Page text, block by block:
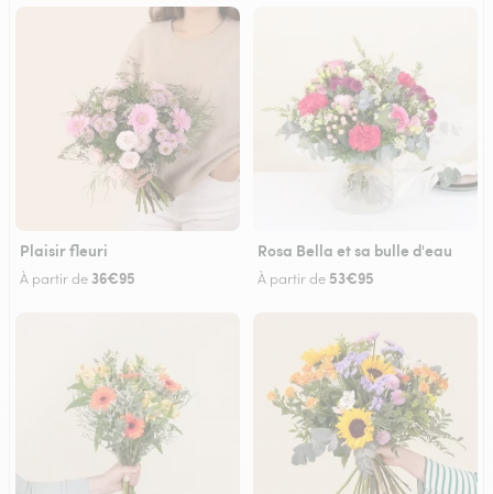
Plaisir fleuri
À partir de 36€95
Rosa Bella et sa bulle d'eau
À partir de 53€95